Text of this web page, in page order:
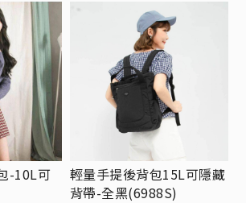
-10L可
輕量手提後背包15L可隱藏
背帶-全黑(6988S)